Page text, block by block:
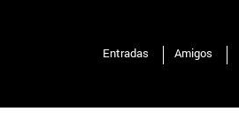
Entradas Amigos